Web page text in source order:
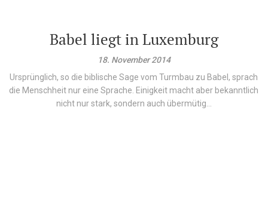
Babel liegt in Luxemburg
18. November 2014
Ursprünglich, so die biblische Sage vom Turmbau zu Babel, sprach
die Menschheit nur eine Sprache. Einigkeit macht aber bekanntlich
nicht nur stark, sondern auch übermütig...